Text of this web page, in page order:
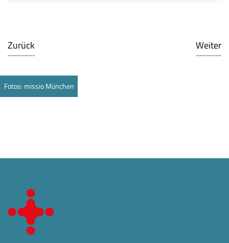
Zurück Weiter
Fotos: missio München